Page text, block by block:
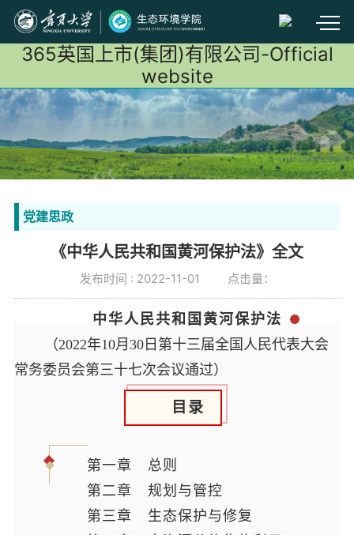
365英国上市(集团)有限公司-Official
website
党建思政
《中华人民共和国黄河保护法》全文
发布时间 : 2022-11-01 点击量：
中华人民共和国黄河保护法
（2022年10月30日第十三届全国人民代表大会
常务委员会第三十七次会议通过）
目录
第一章 总则
第二章 规划与管控
第三章 生态保护与修复